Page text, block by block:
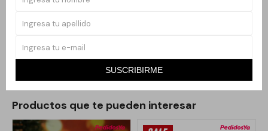
SUSCRIBIRME
con fuerte carga simbólica, muy valorado en prácticas
espirituales y de armonización del espacio.
Productos que te pueden interesar